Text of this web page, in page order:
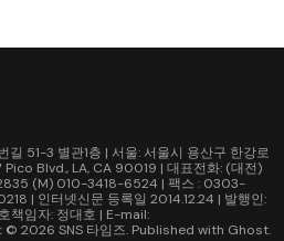
51-3 별관1층 | 서울: 서울시 용산구 한강로
Blvd., LA, CA 90019 | 대표전화: (대전)
(M) 010-3418-6524 | 팩스 : 0303-
| 인터넷신문 등록일 2014.12.24 | 발행인:
책임자: 정대호 | E-mail:
© 2026 SNS 타임즈. Published with Ghost.